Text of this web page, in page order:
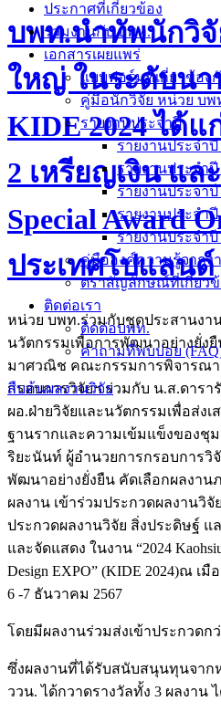
ประกาศที่เกี่ยวข้อง
ร่วมงานกับ บพท.
เอกสารเผยแพร่
แบบฟอร์มที่เกี่ยวข้อง
คู่มือนักวิจัย หน่วย บพ
รายงานประจำปี
รายงานประจำปี
รายงานประจำปี
รายงานประจำปี
รายงานประจำปี
รายงานประจำปี
คู่มือองค์ความรู้จากง
ตราสัญลักษณ์ที่เกี่ยวข้
ติดต่อเรา
ติดต่อบพท.
คำถามที่พบบ่อย
สืบค้นผลงานวิจัย
บพท.นำทัพนักวิจั
ใหญ่ ในระดับน
KIDE 2024 ได้แ
2 เหรียญเงิน แล
Special Award
ประเทศโปแลนด์
หน่วย บพท.ร่วมกับชุดประสานงา
นวัตกรรมเพื่อการพัฒนาอย่างยั่ง
มาศวณิช คณะกรรมการพิจารณา
กรอบการวิจัยฯ ร่วมกับ น.ส.ดาร
ผอ.ฝ่ายวิจัยและนวัตกรรมเพื่อส่งเ
ฐานรากและความเข้มแข็งของชุ
ริยะนันท์ ผู้อำนวยการกรอบการวิ
พัฒนาอย่างยั่งยืน คัดเลือกผลงาน
ผลงาน เข้าร่วมประกวดผลงานวิ
ประกวดผลงานวิจัย สิ่งประดิษฐ์ แ
และจัดแสดง ในงาน “2024
Design EXPO” (KIDE 2024)ณ เ
6 -7 ธันวาคม 2567
โดยมีผลงานร่วมส่งเข้าประกวดก
ซึ่งผลงานที่ได้รับสนับสนุนทุนจาก
ววน. ได้กวาดรางวัลทั้ง 3 ผลงาน